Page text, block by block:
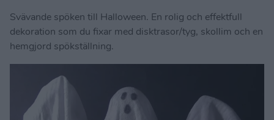
Svävande spöken till Halloween. En rolig och effektfull
dekoration som du fixar med disktrasor/tyg, skollim och en
hemgjord spökställning.